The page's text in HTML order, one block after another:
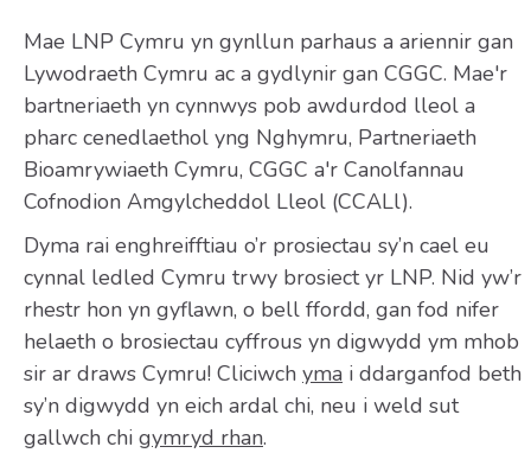
Mae LNP Cymru yn gynllun parhaus a ariennir gan
Lywodraeth Cymru ac a gydlynir gan CGGC. Mae'r
bartneriaeth yn cynnwys pob awdurdod lleol a
pharc cenedlaethol yng Nghymru, Partneriaeth
Bioamrywiaeth Cymru, CGGC a'r Canolfannau
Cofnodion Amgylcheddol Lleol (CCALl).
Dyma rai enghreifftiau o’r prosiectau sy’n cael eu
cynnal ledled Cymru trwy brosiect yr LNP. Nid yw’r
rhestr hon yn gyflawn, o bell ffordd, gan fod nifer
helaeth o brosiectau cyffrous yn digwydd ym mhob
sir ar draws Cymru! Cliciwch yma i ddarganfod beth
sy’n digwydd yn eich ardal chi, neu i weld sut
gallwch chi gymryd rhan.